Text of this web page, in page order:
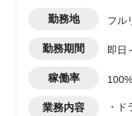
勤務地 フル
勤務期間 即日
稼働率 100%
業務内容
・